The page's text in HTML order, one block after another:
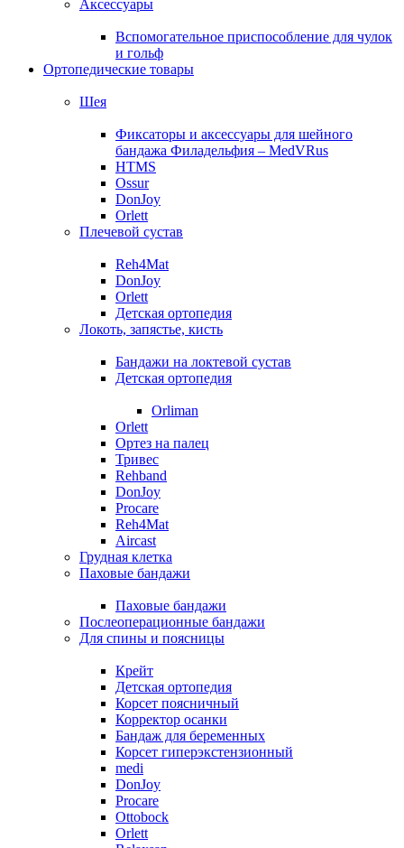
Аксессуары
Вспомогательное приспособление для чулок
и гольф
Ортопедические товары
Шея
Фиксаторы и аксессуары для шейного
бандажа Филадельфия – MedVRus
HTMS
Ossur
DonJoy
Orlett
Плечевой сустав
Reh4Mat
DonJoy
Orlett
Детская ортопедия
Локоть, запястье, кисть
Бандажи на локтевой сустав
Детская ортопедия
Orliman
Orlett
Ортез на палец
Тривес
Rehband
DonJoy
Procare
Reh4Mat
Aircast
Грудная клетка
Паховые бандажи
Паховые бандажи
Послеоперационные бандажи
Для спины и поясницы
Крейт
Детская ортопедия
Корсет поясничный
Корректор осанки
Бандаж для беременных
Корсет гиперэкстензионный
medi
DonJoy
Procare
Ottobock
Orlett